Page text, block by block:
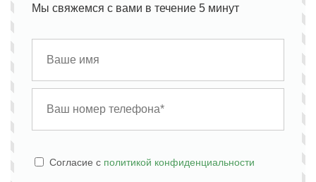
Мы свяжемся с вами в течение 5 минут
Cогласие с политикой конфиденциальности